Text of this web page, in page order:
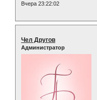
Вчера 23:22:02
Чел Другов
Администратор